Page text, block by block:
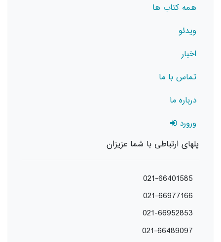
همه کتاب ها
ویدئو
اخبار
تماس با ما
درباره ما
ورورد
پلهای ارتباطی با شما عزیزان
021-66401585
021-66977166
021-66952853
021-66489097